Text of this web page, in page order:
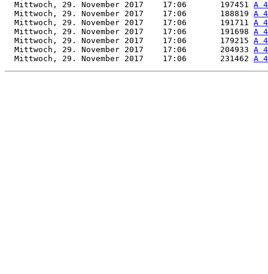
  Mittwoch, 29. November 2017    17:06       197451
A
  Mittwoch, 29. November 2017    17:06       188819
A
  Mittwoch, 29. November 2017    17:06       191711
A
  Mittwoch, 29. November 2017    17:06       191698
A
  Mittwoch, 29. November 2017    17:06       179215
A
  Mittwoch, 29. November 2017    17:06       204933
A
  Mittwoch, 29. November 2017    17:06       231462
A